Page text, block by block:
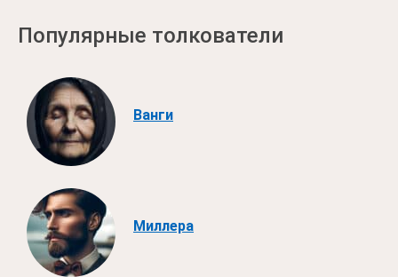
Популярные толкователи
Ванги
Миллера